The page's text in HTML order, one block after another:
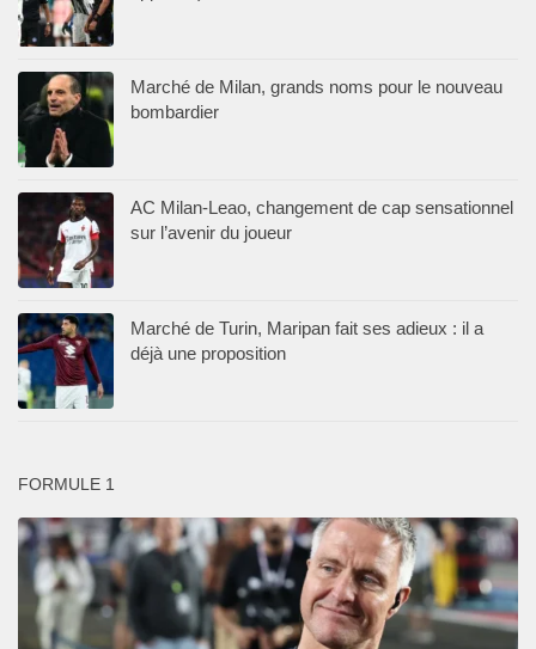
Marché de Milan, grands noms pour le nouveau
bombardier
AC Milan-Leao, changement de cap sensationnel
sur l’avenir du joueur
Marché de Turin, Maripan fait ses adieux : il a
déjà une proposition
FORMULE 1